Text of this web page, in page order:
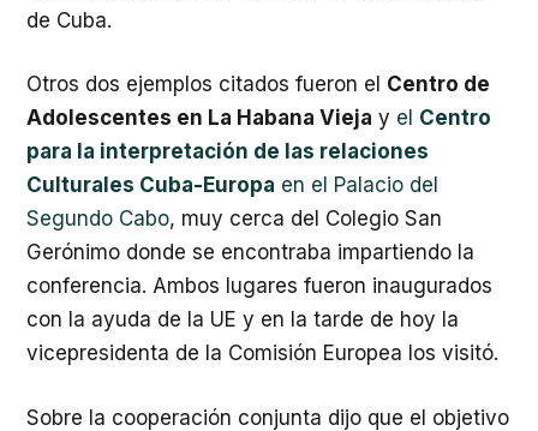
de Cuba.
Otros dos ejemplos citados fueron el Centro de
Adolescentes en La Habana Vieja y el Centro
para la interpretación de las relaciones
Culturales Cuba-Europa en el Palacio del
Segundo Cabo, muy cerca del Colegio San
Gerónimo donde se encontraba impartiendo la
conferencia. Ambos lugares fueron inaugurados
con la ayuda de la UE y en la tarde de hoy la
vicepresidenta de la Comisión Europea los visitó.
Sobre la cooperación conjunta dijo que el objetivo